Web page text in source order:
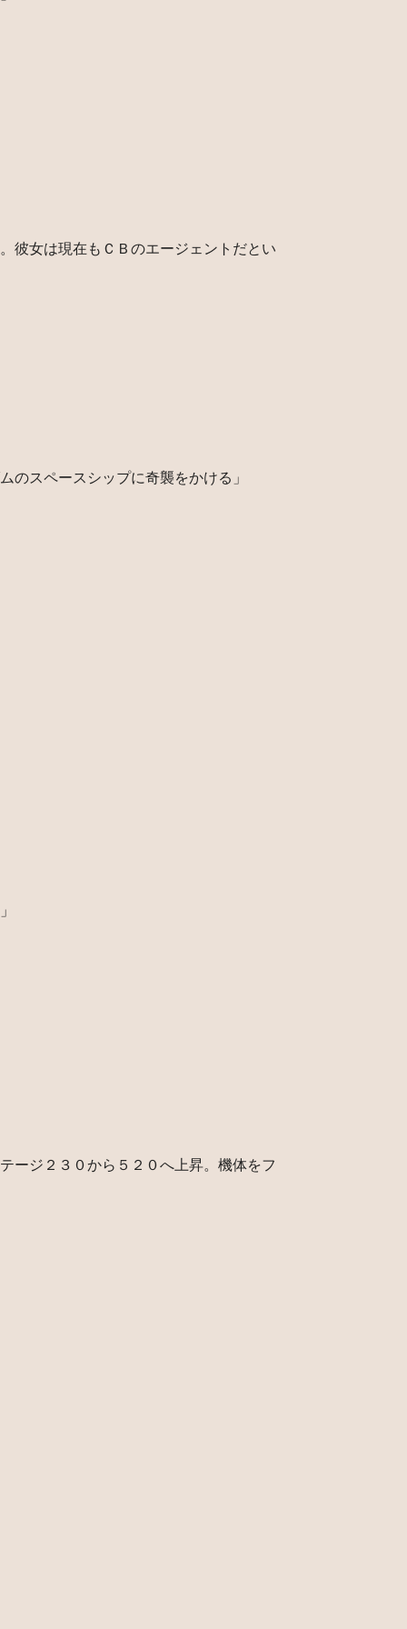
彼女は現在もＣＢのエージェントだとい
のスペースシップに奇襲をかける」
ージ２３０から５２０へ上昇。機体をフ